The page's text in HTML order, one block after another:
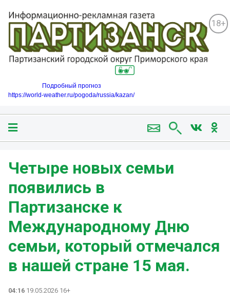
18+
Подробный прогноз
https://world-weather.ru/pogoda/russia/kazan/
Четыре новых семьи
появились в
Партизанске к
Международному Дню
семьи, который отмечался
в нашей стране 15 мая.
04:16 19.05.2026 16+